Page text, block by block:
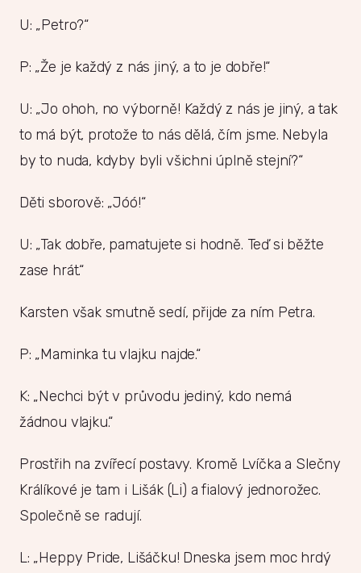
U: „Petro?“
P: „Že je každý z nás jiný, a to je dobře!“
U: „Jo ohoh, no výborně! Každý z nás je jiný, a tak
to má být, protože to nás dělá, čím jsme. Nebyla
by to nuda, kdyby byli všichni úplně stejní?“
Děti sborově: „Jóó!“
U: „Tak dobře, pamatujete si hodně. Teď si běžte
zase hrát.“
Karsten však smutně sedí, přijde za ním Petra.
P: „Maminka tu vlajku najde.“
K: „Nechci být v průvodu jediný, kdo nemá
žádnou vlajku.“
Prostřih na zvířecí postavy. Kromě Lvíčka a Slečny
Králíkové je tam i Lišák (Li) a fialový jednorožec.
Společně se radují.
L: „Heppy Pride, Lišáčku! Dneska jsem moc hrdý